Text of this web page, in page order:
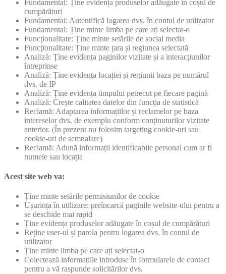
Fundamental: Ține evidența produselor adăugate în coșul de
cumpărături
Fundamental: Autentifică logarea dvs. în contul de utilizator
Fundamental: Ține minte limba pe care ați selectat-o
Funcționalitate: Ține minte setările de social media
Funcționalitate: Ține minte țara și regiunea selectată
Analiză: Ține evidența paginilor vizitate și a interacțiunilor
întreprinse
Analiză: Ține evidența locației și regiunii baza pe numărul
dvs. de IP
Analiză: Ține evidența timpului petrecut pe fiecare pagină
Analiză: Crește calitatea datelor din funcția de statistică
Reclamă: Adaptarea informațiilor și reclamelor pe baza
intereselor dvs. de exemplu conform conținuturilor vizitate
anterior. (În prezent nu folosim targeting cookie-uri sau
cookie-uri de semnalare)
Reclamă: Adună informații identificabile personal cum ar fi
numele sau locația
Acest site web va:
Ține minte setările permisiunilor de cookie
Ușurința în utilizare: preîncarcă paginile website-ului pentru a
se deschide mai rapid
Ține evidența produselor adăugate în coșul de cumpărături
Reține user-ul și parola pentru logarea dvs. în contul de
utilizator
Ține minte limba pe care ați selectat-o
Colectează informațiile introduse în formularele de contact
pentru a vă raspunde solicitărilor dvs.